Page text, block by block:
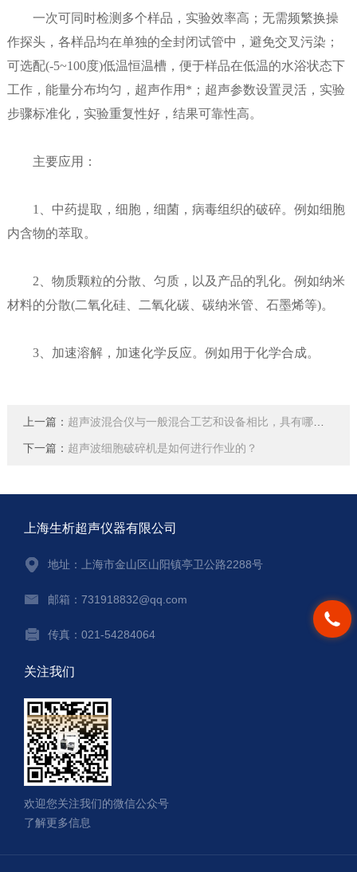
一次可同时检测多个样品，实验效率高；无需频繁换操
作探头，各样品均在单独的全封闭试管中，避免交叉污染；
可选配(-5~100度)低温恒温槽，便于样品在低温的水浴状态下
工作，能量分布均匀，超声作用*；超声参数设置灵活，实验
步骤标准化，实验重复性好，结果可靠性高。
主要应用：
1、中药提取，细胞，细菌，病毒组织的破碎。例如细胞
内含物的萃取。
2、物质颗粒的分散、匀质，以及产品的乳化。例如纳米
材料的分散(二氧化硅、二氧化碳、碳纳米管、石墨烯等)。
3、加速溶解，加速化学反应。例如用于化学合成。
上一篇： 超声波混合仪与一般混合工艺和设备相比，具有哪些特点？
下一篇： 超声波细胞破碎机是如何进行作业的？
上海生析超声仪器有限公司
地址：上海市金山区山阳镇亭卫公路2288号
邮箱：731918832@qq.com
传真：021-54284064
关注我们
欢迎您关注我们的微信公众号
了解更多信息